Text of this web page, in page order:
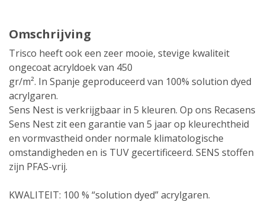
Omschrijving
Trisco heeft ook een zeer mooie, stevige kwaliteit
ongecoat acryldoek van 450
gr/m². In Spanje geproduceerd van 100% solution dyed
acrylgaren.
Sens Nest is verkrijgbaar in 5 kleuren. Op ons Recasens
Sens Nest zit een garantie van 5 jaar op kleurechtheid
en vormvastheid onder normale klimatologische
omstandigheden en is TUV gecertificeerd. SENS stoffen
zijn PFAS-vrij.
KWALITEIT: 100 % “solution dyed” acrylgaren.